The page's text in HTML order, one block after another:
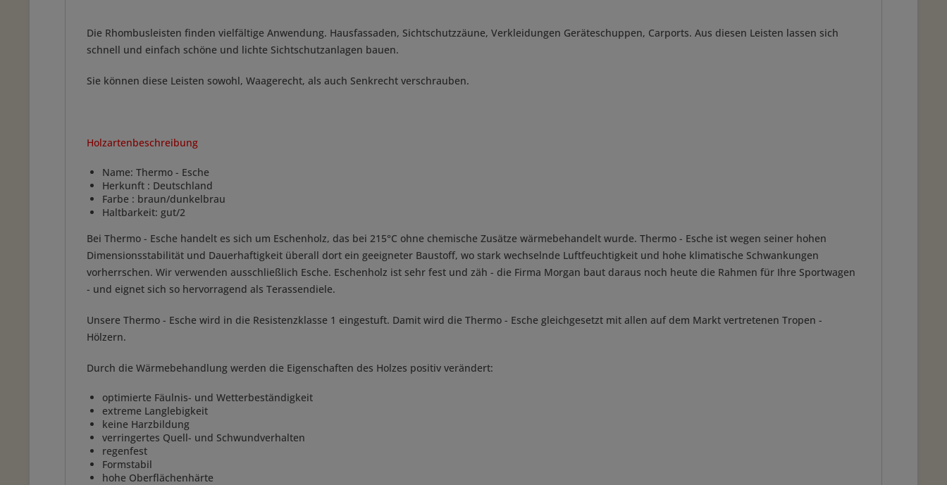
Die Rhombusleisten finden vielfältige Anwendung. Hausfassaden, Sichtschutzzäune, Verkleidungen Geräteschuppen, Carports. Aus diesen Leisten lassen sich
schnell und einfach schöne und lichte Sichtschutzanlagen bauen.
Sie können diese Leisten sowohl, Waagerecht, als auch Senkrecht verschrauben.
Holzartenbeschreibung
Name: Thermo - Esche
Herkunft : Deutschland
Farbe : braun/dunkelbrau
Haltbarkeit: gut/2
Bei Thermo - Esche handelt es sich um Eschenholz, das bei 215°C ohne chemische Zusätze wärmebehandelt wurde. Thermo - Esche ist wegen seiner hohen
Dimensionsstabilität und Dauerhaftigkeit überall dort ein geeigneter Baustoff, wo stark wechselnde Luftfeuchtigkeit und hohe klimatische Schwankungen
vorherrschen. Wir verwenden ausschließlich Esche. Eschenholz ist sehr fest und zäh - die Firma Morgan baut daraus noch heute die Rahmen für Ihre Sportwagen
- und eignet sich so hervorragend als Terassendiele.
Unsere Thermo - Esche wird in die Resistenzklasse 1 eingestuft. Damit wird die Thermo - Esche gleichgesetzt mit allen auf dem Markt vertretenen Tropen -
Hölzern.
Durch die Wärmebehandlung werden die Eigenschaften des Holzes positiv verändert:
optimierte Fäulnis- und Wetterbeständigkeit
extreme Langlebigkeit
keine Harzbildung
verringertes Quell- und Schwundverhalten
regenfest
Formstabil
hohe Oberflächenhärte